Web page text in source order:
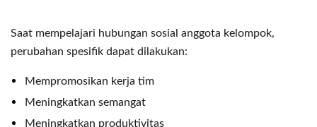
Saat mempelajari hubungan sosial anggota kelompok,
perubahan spesifik dapat dilakukan:
Mempromosikan kerja tim
Meningkatkan semangat
Meningkatkan produktivitas